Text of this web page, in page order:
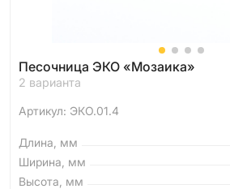
Песочница ЭКО «Мозаика»
2 варианта
Артикул: ЭКО.01.4
Длина, мм
Ширина, мм
Высота, мм